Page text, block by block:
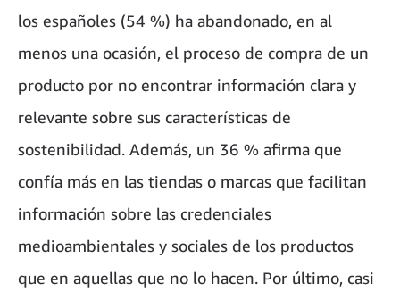
los españoles (54 %) ha abandonado, en al
menos una ocasión, el proceso de compra de un
producto por no encontrar información clara y
relevante sobre sus características de
sostenibilidad. Además, un 36 % afirma que
confía más en las tiendas o marcas que facilitan
información sobre las credenciales
medioambientales y sociales de los productos
que en aquellas que no lo hacen. Por último, casi